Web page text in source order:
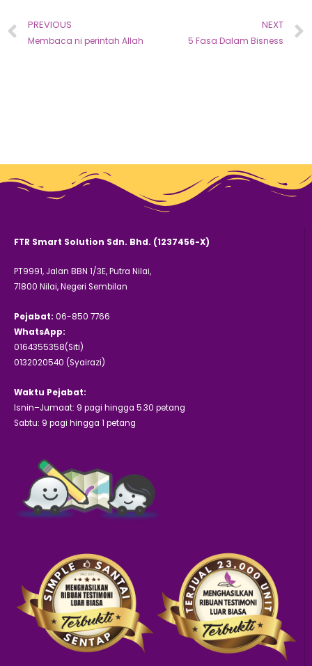
PREVIOUS
Membaca ni perintah Allah
NEXT
5 Fasa Dalam Bisness
FTR Smart Solution Sdn. Bhd. (1237456-X)
PT9991, Jalan BBN 1/3E, Putra Nilai,
71800 Nilai, Negeri Sembilan
Pejabat: 06-850 7766
WhatsApp:
0164355358(Siti)
0132020540 (Syairazi)
Waktu Pejabat:
Isnin–Jumaat: 9 pagi hingga 5.30 petang
Sabtu: 9 pagi hingga 1 petang